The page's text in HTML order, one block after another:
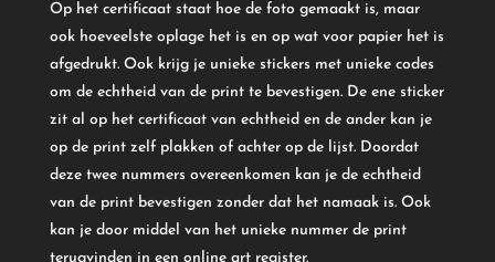
Op het certificaat staat hoe de foto gemaakt is, maar
ook hoeveelste oplage het is en op wat voor papier het is
afgedrukt. Ook krijg je unieke stickers met unieke codes
om de echtheid van de print te bevestigen. De ene sticker
zit al op het certificaat van echtheid en de ander kan je
op de print zelf plakken of achter op de lijst. Doordat
deze twee nummers overeenkomen kan je de echtheid
van de print bevestigen zonder dat het namaak is. Ook
kan je door middel van het unieke nummer de print
terugvinden in een online art register.